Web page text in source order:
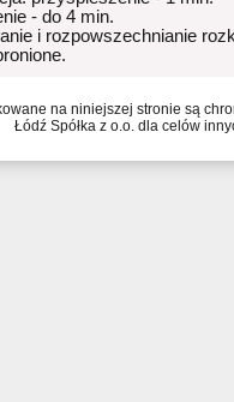
- do 4 min.
i rozpowszechnianie
na niniejszej stronie są
Łódź Spółka z o.o. dla celów